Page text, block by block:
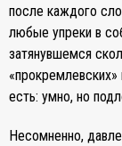
после каждого
любые упреки в
затянувшемся
«прокремлевских»
есть: умно, но
Несомненно,